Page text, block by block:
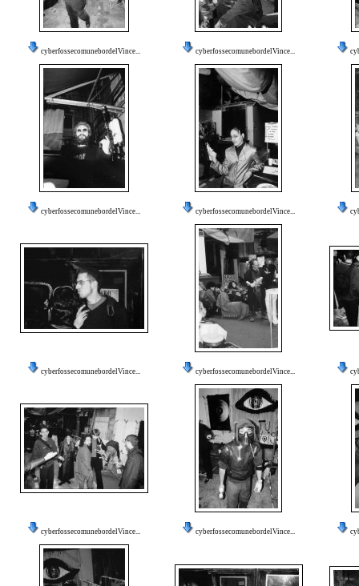
cyberfossecomunebordelVince... cyberfossecomunebordelVince...
cyberfossecomunebordelVince... cyberfossecomunebordelVince...
cyberfossecomunebordelVince... cyberfossecomunebordelVince...
cyberfossecomunebordelVince... cyberfossecomunebordelVince...